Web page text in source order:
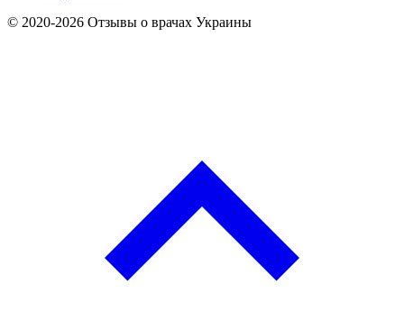
© 2020-2026 Отзывы о врачах Украины